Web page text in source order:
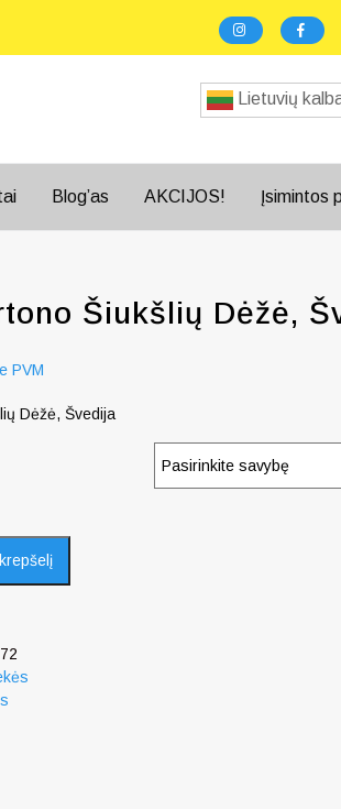
Lietuvių
Blog’as AKCIJOS! Įsimintos
Šiukšlių Dėžė,
PVM
Dėžė, Švedija